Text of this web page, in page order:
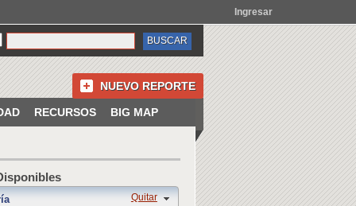
Ingresar
NUEVO REPORTE
RECURSOS BIG MAP
Quitar